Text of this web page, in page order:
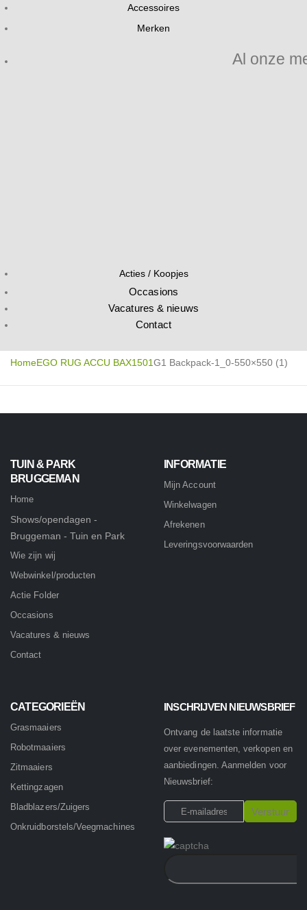
Accessoires
Merken
Al onze
Acties / Koopjes
Occasions
Vacatures & nieuws
Contact
HomeEGO RUG ACCU BAX1501G1 Backpack-1_0-550×550 (1)
TUIN & PARK
BRUGGEMAN
Home
Shows/opendagen -
Bruggeman - Tuin en Park
Wie zijn wij
Webwinkel/producten
Actie Folder
Occasions
Vacatures & nieuws
Contact
INFORMATIE
Mijn Account
Winkelwagen
Afrekenen
Leveringsvoorwaarden
CATEGORIEËN
Grasmaaiers
Robotmaaiers
Zitmaaiers
Kettingzagen
Bladblazers/Zuigers
Onkruidborstels/Veegmachines
INSCHRIJVEN NIEUWSBRIEF
Ontvang de laatste informatie
over evenementen, verkopen en
aanbiedingen. Aanmelden voor
Nieuwsbrief: